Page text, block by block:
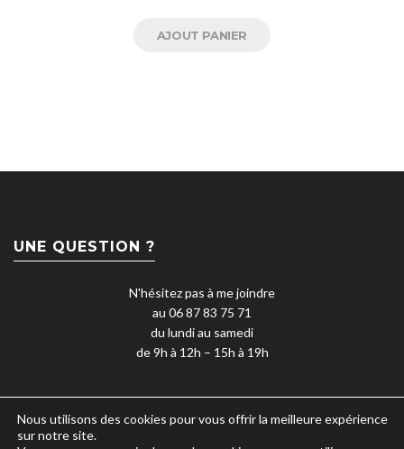
AJOUT PANIER
UNE QUESTION ?
N'hésitez pas à me joindre
au 06 87 83 75 71
du lundi au samedi
de 9h à 12h – 15h à 19h
Nous utilisons des cookies pour vous offrir la meilleure expérience
sur notre site.